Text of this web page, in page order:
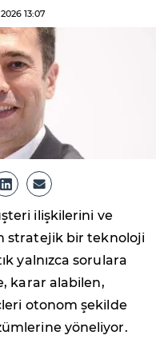
13:07
ilişkilerini ve
stratejik bir teknoloji
yalnızca sorulara
karar alabilen,
otonom şekilde
yöneliyor.